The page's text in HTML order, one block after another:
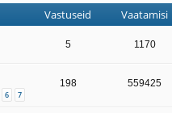
Vastuseid Vaatamisi
5 1170
6 7
198 559425